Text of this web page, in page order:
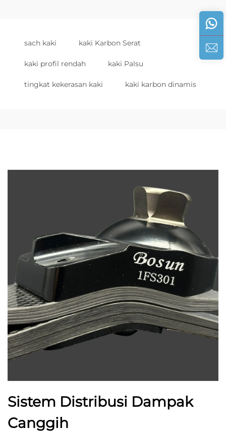
sach kaki kaki Karbon Serat
kaki profil rendah kaki Palsu
tingkat kekerasan kaki kaki karbon dinamis
Sistem Distribusi Dampak
Canggih